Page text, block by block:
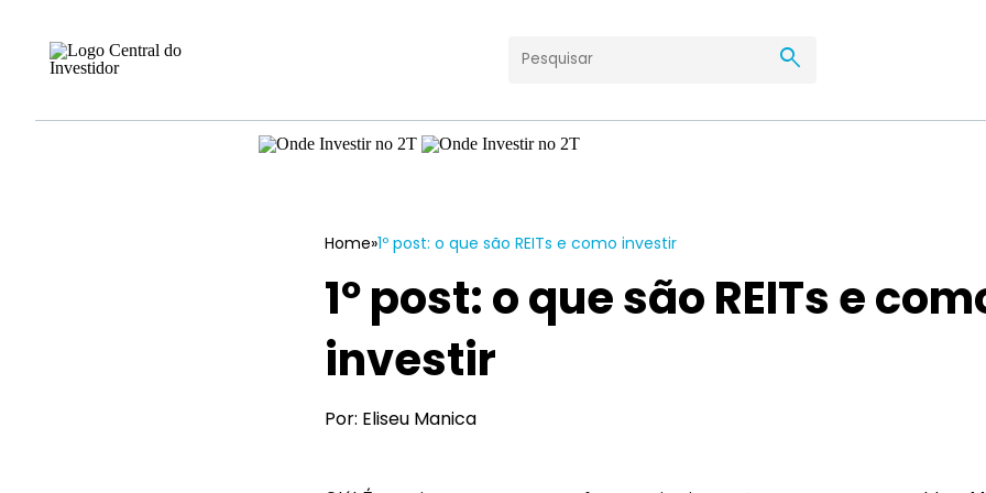
search
Home»1º post: o que são REITs e como investir
1º post: o que são REITs e
investir
Por: Eliseu Manica